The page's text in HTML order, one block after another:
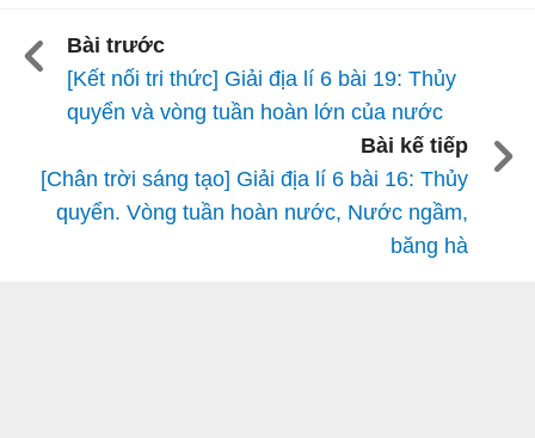
Bài trước
[Kết nối tri thức] Giải địa lí 6 bài 19: Thủy
quyển và vòng tuần hoàn lớn của nước
Bài kế tiếp
[Chân trời sáng tạo] Giải địa lí 6 bài 16: Thủy
quyển. Vòng tuần hoàn nước, Nước ngầm,
băng hà